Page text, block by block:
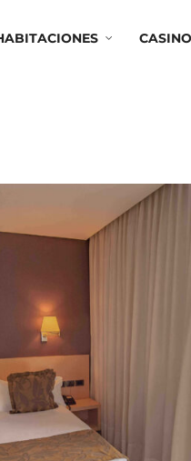
CASINO